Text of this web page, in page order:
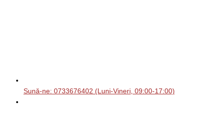
Sună-ne: 0733676402 (Luni-Vineri, 09:00-17:00)